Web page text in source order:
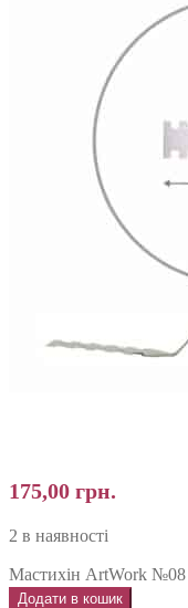
175,00 грн.
2 в наявності
Мастихін ArtWork №08
Додати в кошик